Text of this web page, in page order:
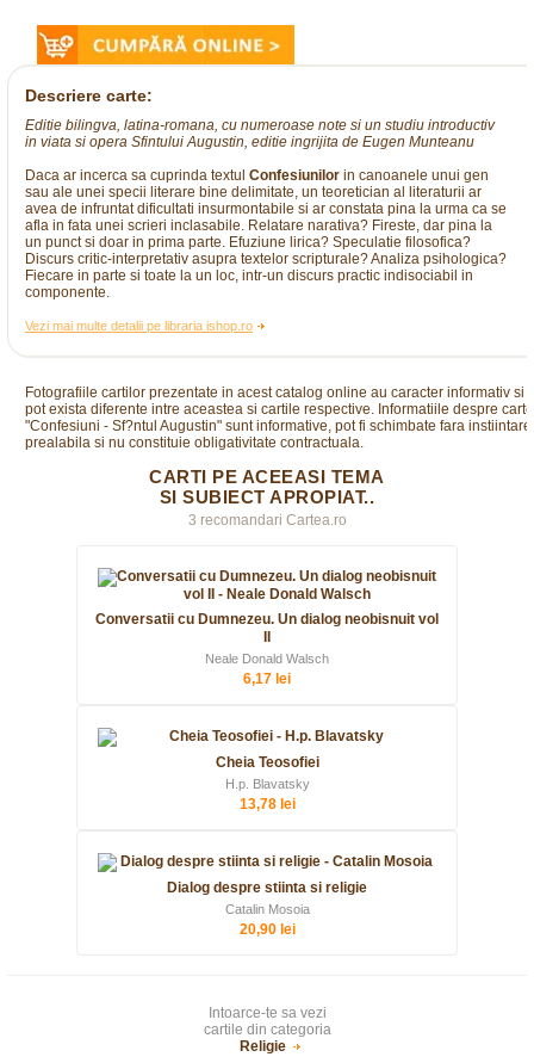
Descriere carte:
Editie bilingva, latina-romana, cu numeroase note si un studiu introductiv
in viata si opera Sfintului Augustin, editie ingrijita de Eugen Munteanu
Daca ar incerca sa cuprinda textul Confesiunilor in canoanele unui gen
sau ale unei specii literare bine delimitate, un teoretician al literaturii ar
avea de infruntat dificultati insurmontabile si ar constata pina la urma ca se
afla in fata unei scrieri inclasabile. Relatare narativa? Fireste, dar pina la
un punct si doar in prima parte. Efuziune lirica? Speculatie filosofica?
Discurs critic-interpretativ asupra textelor scripturale? Analiza psihologica?
Fiecare in parte si toate la un loc, intr-un discurs practic indisociabil in
componente.
Vezi mai multe detalii pe libraria ishop.ro
Fotografiile cartilor prezentate in acest catalog online au caracter informativ si
pot exista diferente intre aceastea si cartile respective. Informatiile despre
"Confesiuni - Sf?ntul Augustin" sunt informative, pot fi schimbate fara instiintare
prealabila si nu constituie obligativitate contractuala.
CARTI PE ACEEASI TEMA
SI SUBIECT APROPIAT..
3 recomandari Cartea.ro
Conversatii cu Dumnezeu. Un dialog neobisnuit vol
Neale Donald Walsch
6,17 lei
Cheia Teosofiei
H.p. Blavatsky
13,78 lei
Dialog despre stiinta si religie
Catalin Mosoia
20,90 lei
Intoarce-te sa vezi
cartile din categoria
Religie